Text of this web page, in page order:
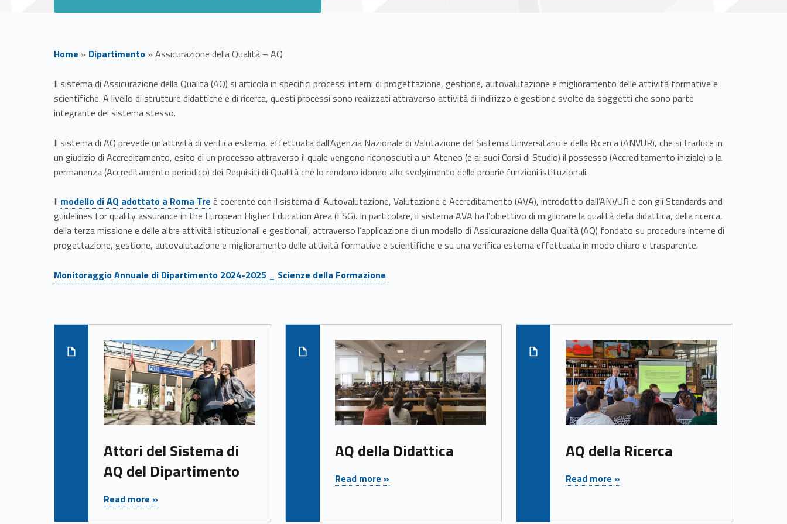
Home » Dipartimento » Assicurazione della Qualità – AQ
A
s
s
i
c
u
r
a
z
Il sistema di Assicurazione della Qualità (AQ) si articola in specifici processi interni di progettazione, gestione, autovalutazione e miglioramento delle attività formative e
scientifiche. A livello di strutture didattiche e di ricerca, questi processi sono realizzati attraverso attività di indirizzo e gestione svolte da soggetti che sono parte
integrante del sistema stesso.
Il sistema di AQ prevede un’attività di verifica esterna, effettuata dall’Agenzia Nazionale di Valutazione del Sistema Universitario e della Ricerca (ANVUR), che si traduce in
un giudizio di Accreditamento, esito di un processo attraverso il quale vengono riconosciuti a un Ateneo (e ai suoi Corsi di Studio) il possesso (Accreditamento iniziale) o la
permanenza (Accreditamento periodico) dei Requisiti di Qualità che lo rendono idoneo allo svolgimento delle proprie funzioni istituzionali.
Il modello di AQ adottato a Roma Tre è coerente con il sistema di Autovalutazione, Valutazione e Accreditamento (AVA), introdotto dall’ANVUR e con gli Standards and
guidelines for quality assurance in the European Higher Education Area (ESG). In particolare, il sistema AVA ha l’obiettivo di migliorare la qualità della didattica, della ricerca,
della terza missione e delle altre attività istituzionali e gestionali, attraverso l’applicazione di un modello di Assicurazione della Qualità (AQ) fondato su procedure interne di
progettazione, gestione, autovalutazione e miglioramento delle attività formative e scientifiche e su una verifica esterna effettuata in modo chiaro e trasparente.
Link identifier #identifier__85644-2
Monitoraggio Annuale di Dipartimento 2024-2025 _ Scienze della Formazione
Skip back to navigation
List of subpages:
Read more on "Attori del Sistema di AQ del Dipartimento"
Attori del Sistema di
AQ del Dipartimento
Read more »
AQ della Didattica
Read more »
Read more on "AQ della Ricerca"
AQ della Ricerca
Read more »